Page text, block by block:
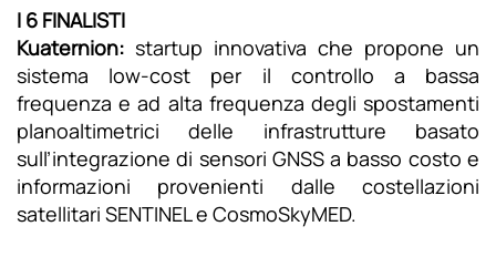
I 6 FINALISTI
Kuaternion: startup innovativa che propone un
sistema low-cost per il controllo a bassa
frequenza e ad alta frequenza degli spostamenti
planoaltimetrici delle infrastrutture basato
sull’integrazione di sensori GNSS a basso costo e
informazioni provenienti dalle costellazioni
satellitari SENTINEL e CosmoSkyMED.